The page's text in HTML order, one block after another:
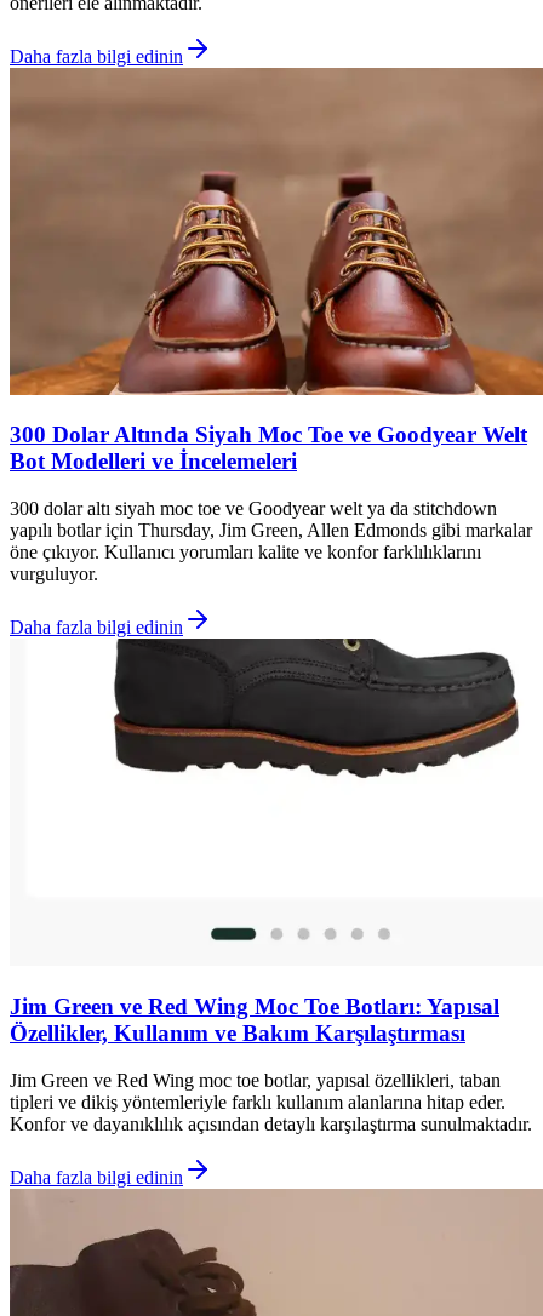
Daha fazla bilgi edinin
300 Dolar Altında Siyah Moc Toe ve Goodyear Welt
Bot Modelleri ve İncelemeleri
300 dolar altı siyah moc toe ve Goodyear welt ya da stitchdown
yapılı botlar için Thursday, Jim Green, Allen Edmonds gibi markalar
öne çıkıyor. Kullanıcı yorumları kalite ve konfor farklılıklarını
vurguluyor.
Daha fazla bilgi edinin
Jim Green ve Red Wing Moc Toe Botları: Yapısal
Özellikler, Kullanım ve Bakım Karşılaştırması
Jim Green ve Red Wing moc toe botlar, yapısal özellikleri, taban
tipleri ve dikiş yöntemleriyle farklı kullanım alanlarına hitap eder.
Konfor ve dayanıklılık açısından detaylı karşılaştırma sunulmaktadır.
Daha fazla bilgi edinin